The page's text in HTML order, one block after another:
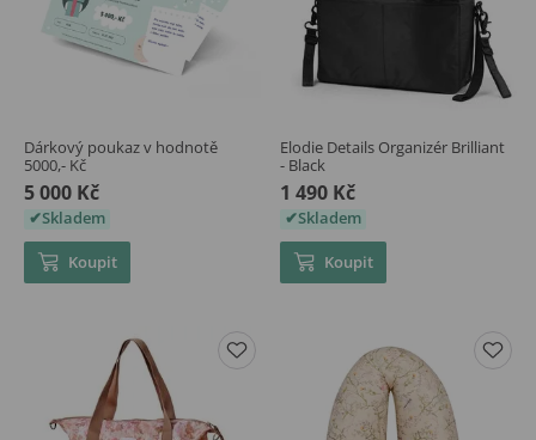
Dárkový poukaz v hodnotě
5000,- Kč
5 000 Kč
Skladem
Koupit
Elodie Details Organizér Brilliant
- Black
1 490 Kč
Skladem
Koupit